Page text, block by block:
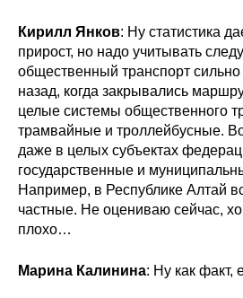
Кирилл Янков: Ну статистика
прирост, но надо учитывать
общественный транспорт сильно
назад, когда закрывались
целые системы общественного
трамвайные и троллейбусные.
даже в целых субъектах
государственные и
Например, в Республике Алтай
частные. Не оцениваю сейчас,
плохо…
Марина Калинина: Ну как факт,